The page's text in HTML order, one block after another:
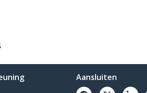
Aansluiten